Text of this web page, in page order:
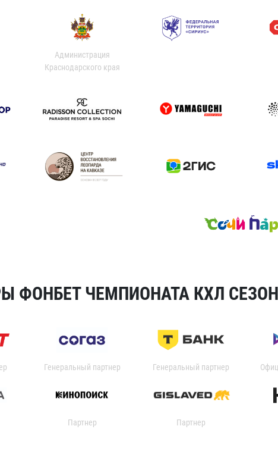
Администрация
Краснодарского края
ФОНБЕТ ЧЕМПИОНАТА КХЛ
Генеральный партнер Генеральный партнер
Партнер Партнер